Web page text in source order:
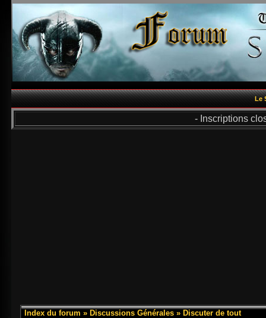
Le
- Inscriptions
Index du forum » Discussions Générales » Discuter de tout